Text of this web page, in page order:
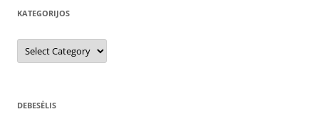
KATEGORIJOS
Kategorijos
DEBESĖLIS